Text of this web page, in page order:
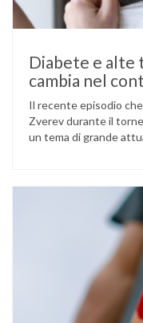
Diabete e alte
cambia nel
Il recente episodio
Zverev durante il
un tema di grande
glucosio lo aveva